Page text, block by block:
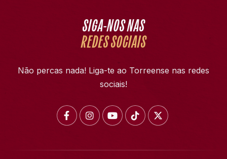
SIGA-NOS NAS
REDES SOCIAIS
Não percas nada! Liga-te ao Torreense nas redes
sociais!